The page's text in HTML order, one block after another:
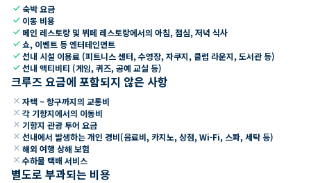
check숙박 요금
check 이동 비용
check 메인 레스토랑 및 뷔페 레스토랑에서의 아침, 점심, 저녁 식사
check쇼, 이벤트 등 엔터테인먼트
check선내 시설 이용료 (피트니스 센터, 수영장, 자쿠지, 클럽 라운지, 도서관 등)
check선내 액티비티 (게임, 퀴즈, 공예 교실 등)
크루즈 요금에 포함되지 않은 사항
close 자택 ~ 항구까지의 교통비
close 각 기항지에서의 이동비
close 기항지 관광 투어 요금
close 선내에서 발생하는 개인 경비(음료비, 카지노, 상점, Wi-Fi, 스파, 세탁 등)
close 해외 여행 상해 보험
close 수하물 택배 서비스
별도로 부과되는 비용